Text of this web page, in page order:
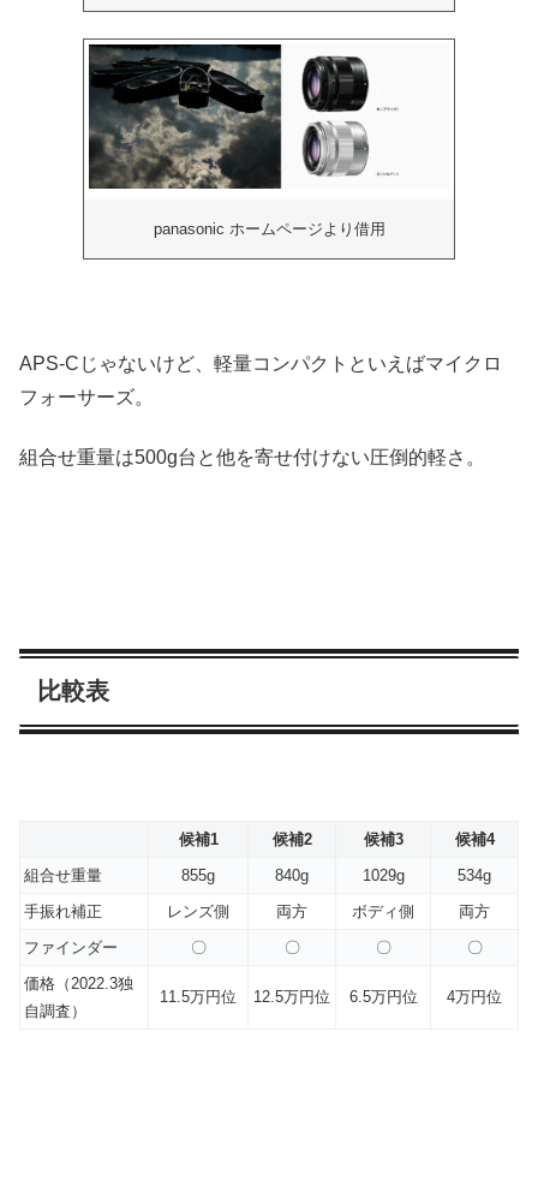
panasonic ホームページより借用
APS-Cじゃないけど、軽量コンパクトといえばマイクロ
フォーサーズ。
組合せ重量は500g台と他を寄せ付けない圧倒的軽さ。
比較表
候補1 候補2 候補3
候補4
組合せ重量
855g 840g 1029g
534g
手振れ補正
レンズ側 両方 ボディ側
両方
ファインダー
〇 〇 〇
〇
価格（2022.3独
自調査）
11.5万円位 12.5万円位 6.5万円位 4万円位